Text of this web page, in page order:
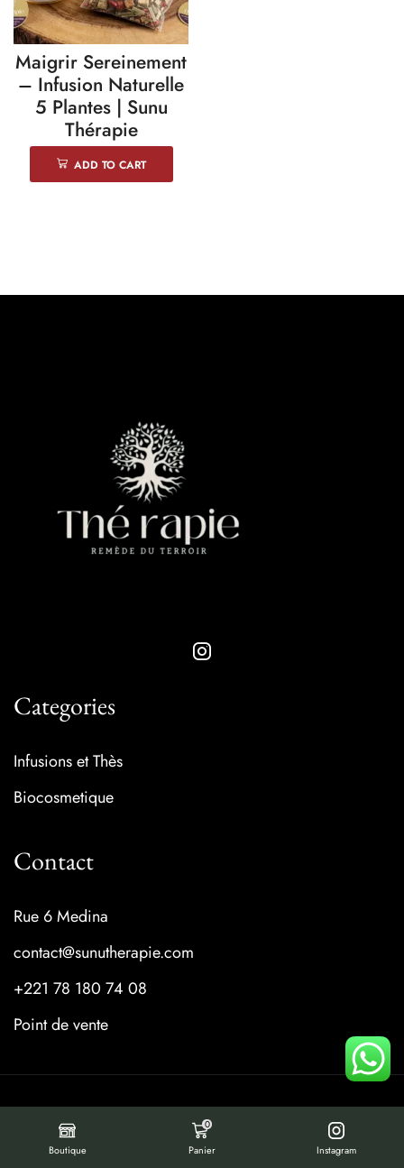
Maigrir Sereinement
– Infusion Naturelle
5 Plantes | Sunu
Thérapie
ADD TO CART
Boutique
0
Panier Instagram
Categories
Infusions et Thès
Biocosmetique
Contact
Rue 6 Medina
contact@sunutherapie.com
+221 78 180 74 08
Point de vente
Copyright © 2024 Sunu Therapie.